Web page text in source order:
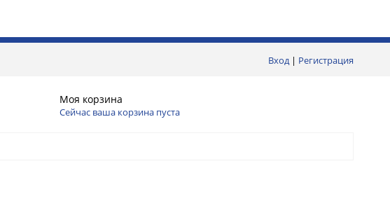
Вход| Регистрация
Моя корзина
Сейчас ваша корзина пуста